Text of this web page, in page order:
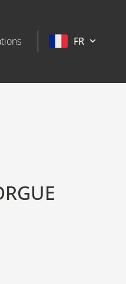
FR